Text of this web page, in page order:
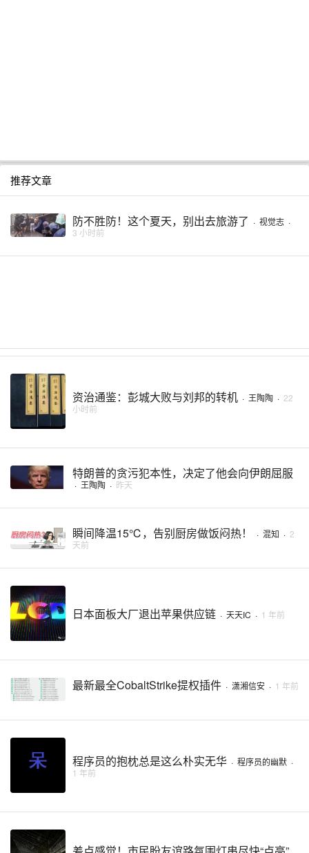
推荐文章
防不胜防！这个夏天，别出去旅游了 · 视觉志 ·
3 小时前
资治通鉴：彭城大败与刘邦的转机 · 王陶陶 · 22
小时前
特朗普的贪污犯本性，决定了他会向伊朗屈服
· 王陶陶 · 昨天
瞬间降温15℃，告别厨房做饭闷热！ · 混知 · 2
天前
日本面板大厂退出苹果供应链 · 天天IC · 1 年前
最新最全CobaltStrike提权插件 · 潇湘信安 · 1 年前
程序员的抱枕总是这么朴实无华 · 程序员的幽默 ·
1 年前